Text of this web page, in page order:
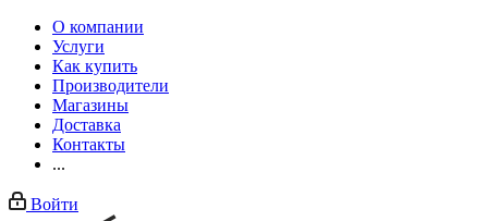
О компании
Услуги
Как купить
Производители
Магазины
Доставка
Контакты
...
Войти